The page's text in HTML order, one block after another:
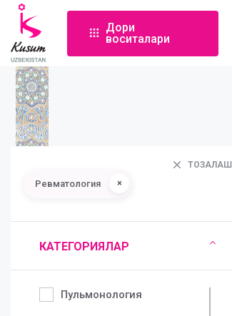
Дори
воситалари
Ревматология ×
ТОЗАЛАШ
КАТЕГОРИЯЛАР
Пульмонология